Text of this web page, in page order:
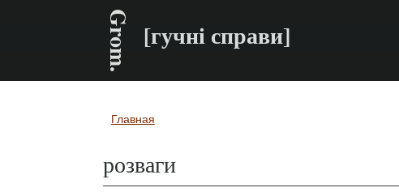
Grom. [гучні справи]
Вы здесь
Главная
розваги